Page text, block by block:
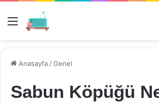
Menü
Anasayfa /Genel
Sabun Köpüğü